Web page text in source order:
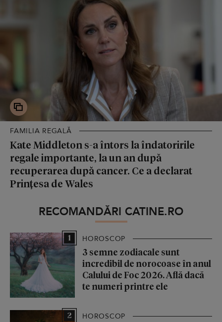
FAMILIA REGALĂ
Kate Middleton s-a întors la îndatoririle
regale importante, la un an după
recuperarea după cancer. Ce a declarat
Prințesa de Wales
RECOMANDĂRI CATINE.RO
1 HOROSCOP
3 semne zodiacale sunt
incredibil de norocoase în anul
Calului de Foc 2026. Află dacă
te numeri printre ele
2 HOROSCOP